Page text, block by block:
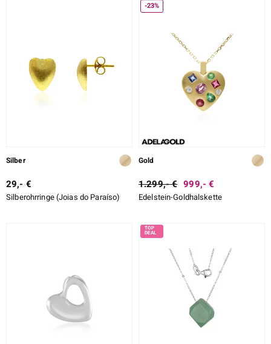
Silber
29,- €
Silberohrringe (Joias do Paraíso)
-23%
Gold
1.299,- € 999,- €
Edelstein-Goldhalskette